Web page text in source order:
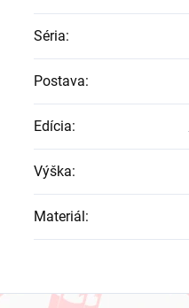
Séria:
Postava:
Edícia:
Výška:
Materiál: